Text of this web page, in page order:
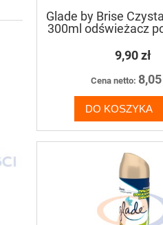
Glade by Brise
300ml odświeżacz
9,90 zł
Cena netto: 8,05
DO KOSZYKA